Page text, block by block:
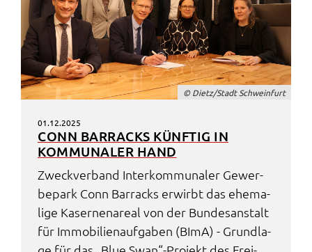
© Dietz/Stadt Schwein­furt
01.12.2025
CONN BARRACKS KÜNF­TIG IN
KOMMU­NA­LER HAND
Zweck­ver­band Inter­kom­mu­na­ler Gewer­
be­park Conn Barracks erwirbt das ehema­
li­ge Kaser­nen­are­al von der Bundes­an­stalt
für Immo­bi­li­en­auf­ga­ben (BImA) - Grund­la­